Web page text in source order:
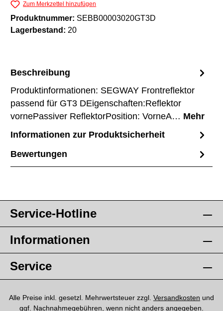
Zum Merkzettel hinzufügen
Produktnummer: SEBB00003020GT3D
Lagerbestand: 20
Beschreibung
Produktinformationen: SEGWAY Frontreflektor
passend für GT3 DEigenschaften:Reflektor
vornePassiver ReflektorPosition: VorneA… Mehr
Informationen zur Produktsicherheit
Bewertungen
Service-Hotline
Informationen
Service
Alle Preise inkl. gesetzl. Mehrwertsteuer zzgl. Versandkosten und
ggf. Nachnahmegebühren, wenn nicht anders angegeben.